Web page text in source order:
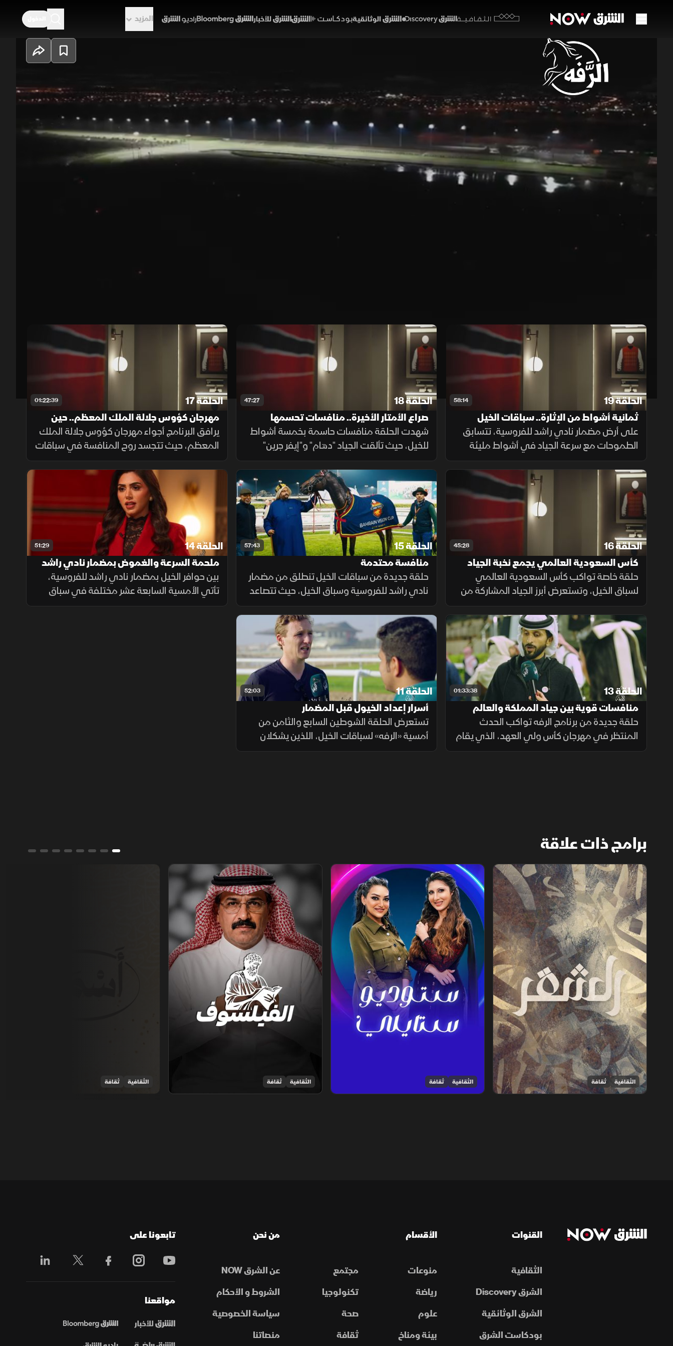
المزيد
00:12/44:43 auto
تستعرض الحلقة « سباق رويالتي» في موسمه الثاني من خلال أمسية خاصة تستعرض أبرز أحداث السباقات
وتحلل مجرياتها. وتسلط الحلقة الضوء على الأشواط الثالث والسابع والثامن، التي تُصنف ضمن أكثر الأشواط
تعقيداً وصعوبة في التوقع نظراً لتقارب مستويات المشاركين وتعدد الاحتمالات.
الثقافية
58:14
الحلقة 19
ثمانية أشواط من الإثارة.. سباقات الخيل
تشتعل في نادي راشد للفروسية
على أرض مضمار نادي راشد للفروسية، تتسابق
الطموحات مع سرعة الجياد في أشواط مليئة
بالحماس. وبين الخيول العربية الأصيلة وتحديات
المنافسة، يعيش الجمهور لحظات لا تنسى من
عالم سباقات الخيل.
47:27
الحلقة 18
صراع الأمتار الأخيرة.. منافسات تحسمها
السرعة
شهدت الحلقة منافسات حاسمة بخمسة أشواط
للخيل، حيث تألقت الجياد "دهام" و"إيفر جرين"
ببطولة نجوم المستقبل للإنتاج المحلي، بينما
حقق "ماجيك موري" والفرس "مسرة" انتصارات
مميزة بشوطي الهانديكاب.
01:22:39
الحلقة 17
مهرجان كؤوس جلالة الملك المعظم.. حين
تكتب الخيل حكاية المجد
يرافق البرنامج أجواء مهرجان كؤوس جلالة الملك
المعظم، حيث تتجسد روح المنافسة في سباقات
تجمع نخبة الجياد والفرسان، وتروي فصولًا من
التميز الذي رسخ مكانة البحرين في عالم
الفروسية.
45:28
الحلقة 16
كأس السعودية العالمي يجمع نخبة الجياد
في سباق استثنائي
حلقة خاصة تواكب كأس السعودية العالمي
لسباق الخيل، وتستعرض أبرز الجياد المشاركة من
مختلف دول العالم، مع متابعة أربعة أشواط
وإبراز المشاركة البحرينية في واحدة من أقوى
المنافسات.
57:43
الحلقة 15
منافسة محتدمة
حلقة جديدة من سباقات الخيل تنطلق من مضمار
نادي راشد للفروسية وسباق الخيل، حيث تتصاعد
المنافسة على المركز الأول ضمن كأس الشيخ
ناصر بن حمد آل خليفة وبطولة البحرين الدولية
51:29
الحلقة 14
ملحمة السرعة والغموض بمضمار نادي راشد
بين حوافر الخيل بمضمار نادي راشد للفروسية،
تأتي الأمسية السابعة عشر مختلفة في سباق
جديد. تشتعل أقوى الأشواط "الثاني والثالث
01:33:38
الحلقة 13
منافسات قوية بين جياد المملكة والعالم
حلقة جديدة من برنامج الرفه تواكب الحدث
المنتظر في مهرجان كأس ولي العهد، الذي يقام
على مدار يومين بمشاركة خيل من داخل المملكة
52:03
الحلقة 11
أسرار إعداد الخيول قبل المضمار
تستعرض الحلقة الشوطين السابع والثامن من
أمسية «الرفه» لسباقات الخيل، اللذين يشكلان
مؤشراً مهماً على جاهزية الخيول للمنافسات. كما
برامج ذات علاقة
الشقر
الثقافية ثقافة
ستوديو ستايلي
الثقافية ثقافة
الفيلسوف
الثقافية ثقافة الثقافية ثقافة
القنوات
الثقافية
الشرق Discovery
الشرق الوثائقية
بودكاست الشرق
الأقسام
منوعات
مجتمع
رياضة
تكنولوجيا
علوم
صحة
بيئة ومناخ
ثقافة
من نحن
عن الشرق NOW
الشروط و الأحكام
سياسة الخصوصية
منصاتنا
تابعونا على
مواقعنا